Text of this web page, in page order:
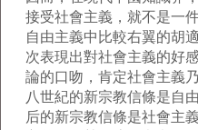
接受社會主義，就不是一
自由主義中比較右翼的胡
次表現出對社會主義的好
論的口吻，肯定社會主義
八世紀的新宗教信條是自
后的新宗教信條是社會主